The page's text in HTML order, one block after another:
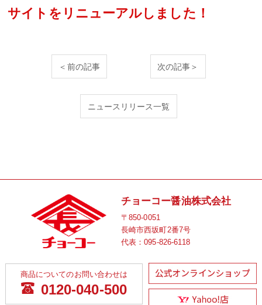
サイトをリニューアルしました！
＜前の記事 次の記事＞
ニュースリリース一覧
チョーコー醤油株式会社
〒850-0051
長崎市西坂町2番7号
代表：095-826-6118
商品についてのお問い合わせは
0120-040-500